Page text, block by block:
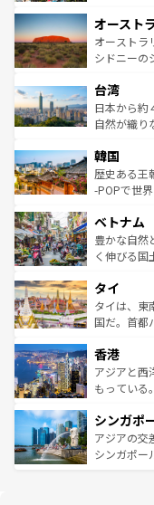
部のニュー
文化が魅力
しみながら
ならではの贅沢な
情報はコン
ワイ島は見
島だが、静
おすすめ。
れるおもて
人々、おい
ク、伝統的
ワイを、存分に味わ
はコンテン
オースト
オーストラ
シドニーの
リアリーフ
ク）、タス
ど、見どこ
いる。アク
ビング、ハ
い。オース
参照してほ
台湾
日本から約
自然が織り
ン）、静ひ
と山間の静
驚きをもた
容にもいい
照してほし
韓国
歴史ある王
-POPで世
き、地方に
できる。そ
まで、さま
リティに包
覧を参照し
ベトナム
豊かな自然
く伸びる国
急速な発展
ーチミン市
醸し出して
とつ。フォ
ひ現地で味
が旅行者を
参照してほ
タイ
タイは、東
国だ。首都
の活気が交
帯で自然と
いビーチで
激する。気
が待ってい
た文化、そ
香港
アジアと西
もっている
み、どこを
ており、効
うな絶景か
シンガポ
アジアの交
シンガポー